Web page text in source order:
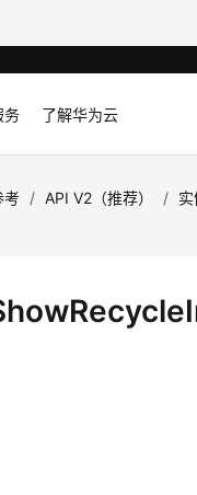
务 了解华为云
考 / API V2（推荐） /